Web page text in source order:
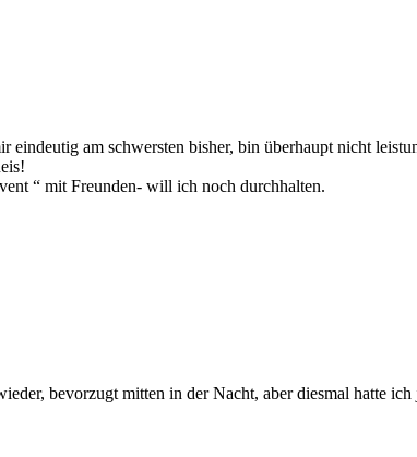
eindeutig am schwersten bisher, bin überhaupt nicht
“ mit Freunden- will ich noch durchhalten.
bevorzugt mitten in der Nacht, aber diesmal hatte